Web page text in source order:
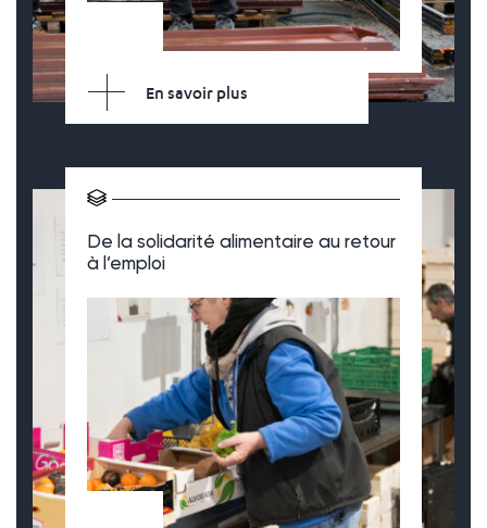
En savoir plus
De la solidarité alimentaire au retour
à l’emploi